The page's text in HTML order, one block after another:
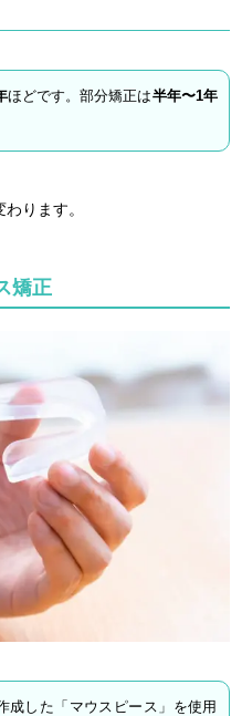
ほどです。部分矯正は半年〜1年
ります。
矯正
成した「マウスピース」を使用